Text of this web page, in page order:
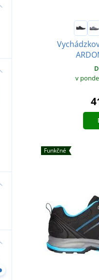
v
Funkčné